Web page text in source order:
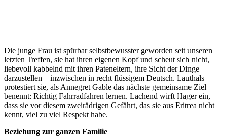
Die junge Frau ist spürbar selbstbewusster geworden seit unseren
letzten Treffen, sie hat ihren eigenen Kopf und scheut sich nicht,
liebevoll kabbelnd mit ihren Pateneltern, ihre Sicht der Dinge
darzustellen – inzwischen in recht flüssigem Deutsch. Lauthals
protestiert sie, als Annegret Gable das nächste gemeinsame Ziel
benennt: Richtig Fahrradfahren lernen. Lachend wirft Hager ein,
dass sie vor diesem zweirädrigen Gefährt, das sie aus Eritrea nicht
kennt, viel zu viel Respekt habe.
Beziehung zur ganzen Familie